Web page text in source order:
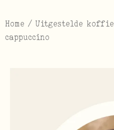
Home / Uitgestelde koffie
cappuccino